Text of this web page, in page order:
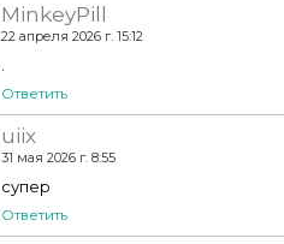
MinkeyPill
22 апреля 2026 г. 15:12
Ответить
uiix
31 мая 2026 г. 8:55
супер
Ответить